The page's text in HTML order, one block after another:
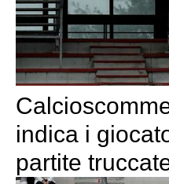
indica i
partite